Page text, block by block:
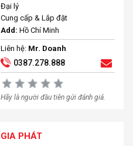
Đại lý
Cung cấp & Lắp đặt
Add: Hồ Chí Minh
Liên hệ: Mr. Doanh
0387.278.888
Hãy là người đầu tiên gửi đánh giá.
GIA PHÁT